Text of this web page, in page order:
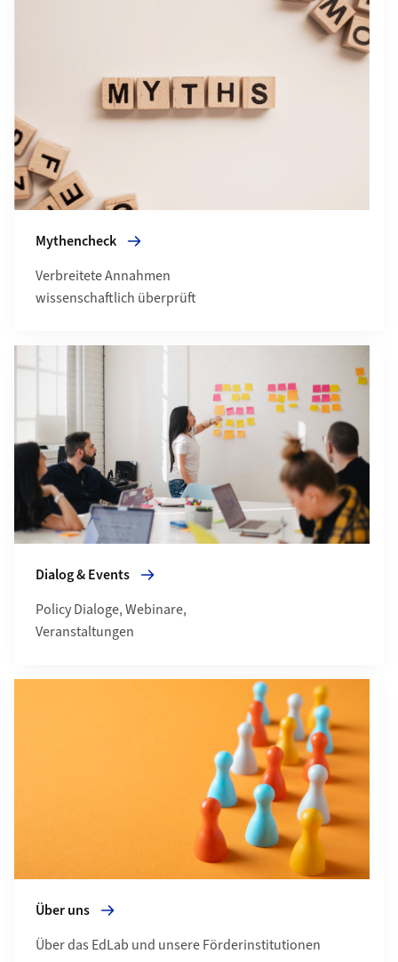
Mythencheck
Verbreitete Annahmen
wissenschaftlich überprüft
Dialog & Events
Mehr zu Dialog & Events
Policy Dialoge, Webinare,
Veranstaltungen
Über uns
Über das EdLab und unsere Förderinstitutionen